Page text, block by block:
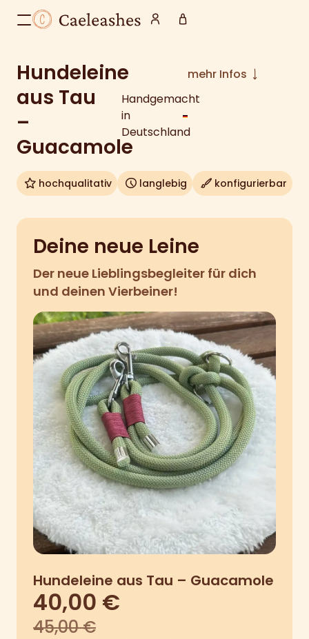
Hundeleine
aus Tau
–
Guacamole
Handgemacht
in
Deutschland
mehr Infos
hochqualitativ langlebig konfigurierbar
Deine neue Leine
Der neue Lieblingsbegleiter für dich
und deinen Vierbeiner!
Hundeleine aus Tau – Guacamole
45,00€
40,00 €